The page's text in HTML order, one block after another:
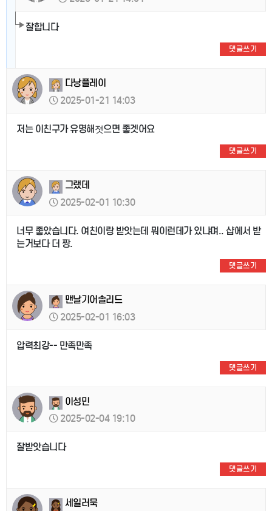
잘합니다
댓글쓰기
다낭플레이
2025-01-21 14:03
저는 이친구가 유명해졋으면 좋겟어요
댓글쓰기
그랬데
2025-02-01 10:30
너무 좋았습니다. 여친이랑 받앗는데 뭐이런데가 있냐며.. 샵에서 받
는거보다 더 짱.
댓글쓰기
맨날기어솔리드
2025-02-01 16:03
압력최강-- 만족만족
댓글쓰기
이성민
2025-02-04 19:10
잘받앗습니다
댓글쓰기
세일러묵